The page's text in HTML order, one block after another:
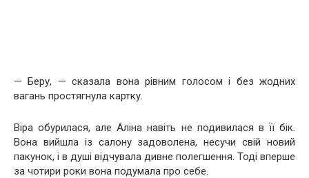
— Беру, — сказала вона рівним голосом і без жодних
вагань простягнула картку.
Віра обурилася, але Аліна навіть не подивилася в її бік.
Вона вийшла із салону задоволена, несучи свій новий
пакунок, і в душі відчувала дивне полегшення. Тоді вперше
за чотири роки вона подумала про себе.